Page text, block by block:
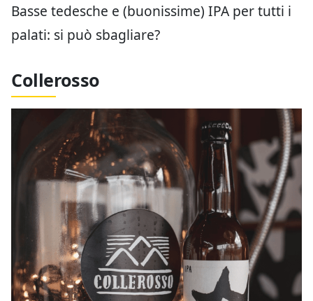
Basse tedesche e (buonissime) IPA per tutti i
palati: si può sbagliare?
Collerosso